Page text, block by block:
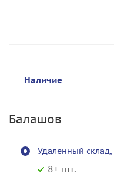
Наличие
Балашов
Удаленный склад,
8+ шт.